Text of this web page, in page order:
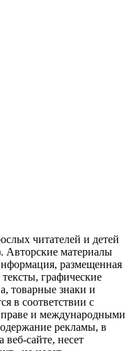
читателей и детей
Авторские материалы
размещенная
графические
товарные знаки и
в соответствии с
праве и международными
рекламы, в
сайте, несет